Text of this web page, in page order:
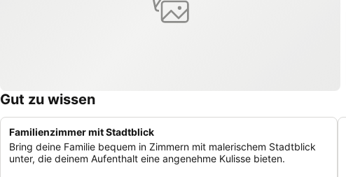
Gut zu wissen
Familienzimmer mit Stadtblick
Bring deine Familie bequem in Zimmern mit malerischem Stadtblick
unter, die deinem Aufenthalt eine angenehme Kulisse bieten.